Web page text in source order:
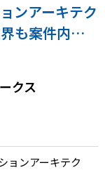
ンアーキテク
も案件内容
のAWSプロ
ンジニアと
クス
ョンアーキテク